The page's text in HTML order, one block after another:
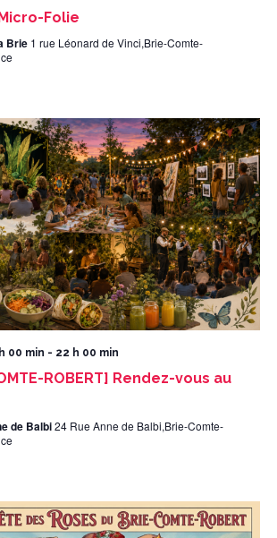
Folie
Brie 1 rue Léonard de Vinci,Brie-Comte-
00 min - 22 h 00 min
ROBERT] Rendez-vous au
de Balbi24 Rue Anne de Balbi,Brie-Comte-